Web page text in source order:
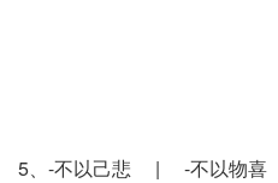
5、-不以己悲 | -不以物喜